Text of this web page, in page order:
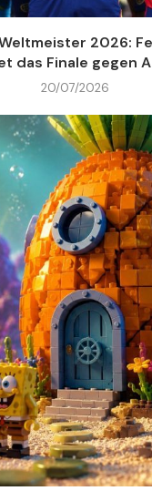
2026:
das Finale gegen
20/07/2026